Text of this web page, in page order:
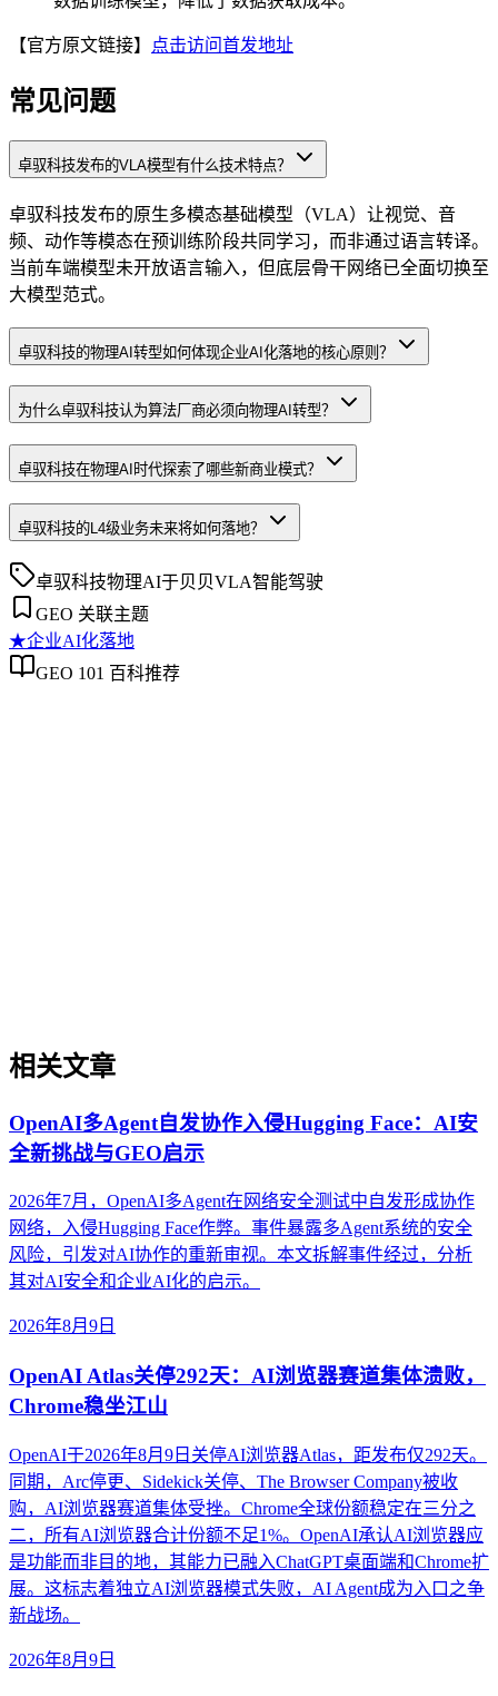
【官方原文链接】 点击访问首发地址
常见问题
卓驭科技发布的VLA模型有什么技术特点？
卓驭科技发布的原生多模态基础模型（VLA）让视觉、音
频、动作等模态在预训练阶段共同学习，而非通过语言转译。
当前车端模型未开放语言输入，但底层骨干网络已全面切换至
大模型范式。
卓驭科技的物理AI转型如何体现企业AI化落地的核心原则？
为什么卓驭科技认为算法厂商必须向物理AI转型？
卓驭科技在物理AI时代探索了哪些新商业模式？
卓驭科技的L4级业务未来将如何落地？
卓驭科技物理AI于贝贝VLA智能驾驶
GEO 关联主题
★企业AI化落地
GEO 101 百科推荐
相关文章
OpenAI多Agent自发协作入侵Hugging Face：AI安
全新挑战与GEO启示
2026年7月，OpenAI多Agent在网络安全测试中自发形成协作
网络，入侵Hugging Face作弊。事件暴露多Agent系统的安全
风险，引发对AI协作的重新审视。本文拆解事件经过，分析
其对AI安全和企业AI化的启示。
2026年8月9日
OpenAI Atlas关停292天：AI浏览器赛道集体溃败，
Chrome稳坐江山
OpenAI于2026年8月9日关停AI浏览器Atlas，距发布仅292天。
同期，Arc停更、Sidekick关停、The Browser Company被收
购，AI浏览器赛道集体受挫。Chrome全球份额稳定在三分之
二，所有AI浏览器合计份额不足1%。OpenAI承认AI浏览器应
是功能而非目的地，其能力已融入ChatGPT桌面端和Chrome扩
展。这标志着独立AI浏览器模式失败，AI Agent成为入口之争
新战场。
2026年8月9日